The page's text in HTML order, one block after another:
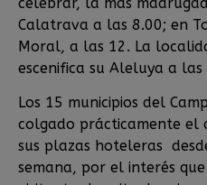
Calatrava a las 8.00; en
Moral, a las 12. La
escenifica su Aleluya a
Los 15 municipios del
colgado prácticamente el
sus plazas hoteleras
semana, por el interés